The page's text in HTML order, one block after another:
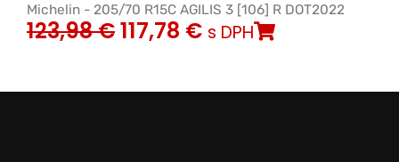
Michelin - 205/70 R15C AGILIS 3 [106] R DOT2022
123,98€117,78 € s DPH